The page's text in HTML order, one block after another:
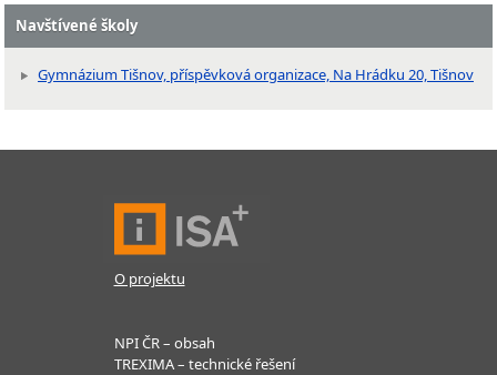
Navštívené školy
Gymnázium Tišnov, příspěvková organizace, Na Hrádku 20, Tišnov
O projektu
NPI ČR – obsah
TREXIMA – technické řešení